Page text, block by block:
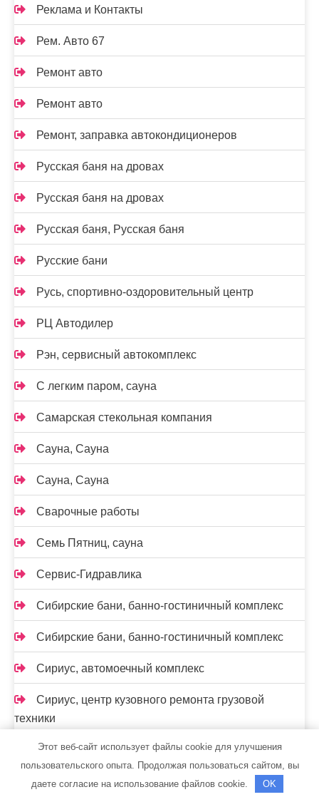
Реклама и Контакты
Рем. Авто 67
Ремонт авто
Ремонт авто
Ремонт, заправка автокондиционеров
Русская баня на дровах
Русская баня на дровах
Русская баня, Русская баня
Русские бани
Русь, спортивно-оздоровительный центр
РЦ Автодилер
Рэн, сервисный автокомплекс
С легким паром, сауна
Самарская стекольная компания
Сауна, Сауна
Сауна, Сауна
Сварочные работы
Семь Пятниц, сауна
Сервис-Гидравлика
Сибирские бани, банно-гостиничный комплекс
Сибирские бани, банно-гостиничный комплекс
Сириус, автомоечный комплекс
Сириус, центр кузовного ремонта грузовой
техники
Служба грузоперевозок, Служба грузоперевозок
Смирнов бэттериз
Этот веб-сайт использует файлы cookie для улучшения
пользовательского опыта. Продолжая пользоваться сайтом, вы
даете согласие на использование файлов cookie.
OK